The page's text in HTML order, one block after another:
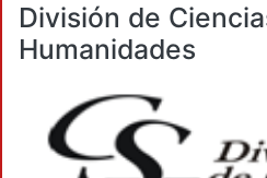
División de
Humanidades